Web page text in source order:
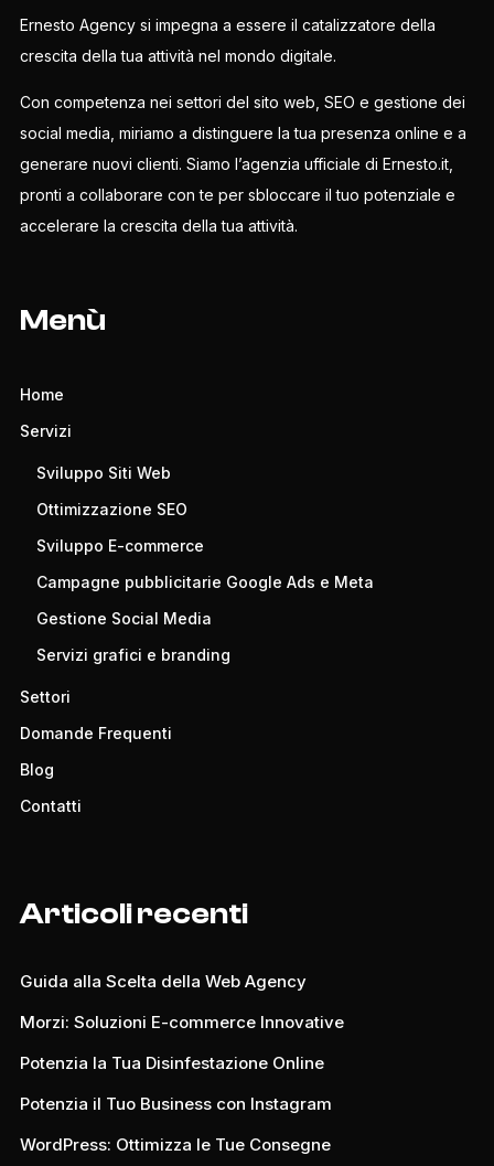
Ernesto Agency si impegna a essere il catalizzatore della
crescita della tua attività nel mondo digitale.
Con competenza nei settori del sito web, SEO e gestione dei
social media, miriamo a distinguere la tua presenza online e a
generare nuovi clienti. Siamo l’agenzia ufficiale di Ernesto.it,
pronti a collaborare con te per sbloccare il tuo potenziale e
accelerare la crescita della tua attività.
Menù
Home
Servizi
Sviluppo Siti Web
Ottimizzazione SEO
Sviluppo E-commerce
Campagne pubblicitarie Google Ads e Meta
Gestione Social Media
Servizi grafici e branding
Settori
Domande Frequenti
Blog
Contatti
Articoli recenti
Guida alla Scelta della Web Agency
Morzi: Soluzioni E-commerce Innovative
Potenzia la Tua Disinfestazione Online
Potenzia il Tuo Business con Instagram
WordPress: Ottimizza le Tue Consegne